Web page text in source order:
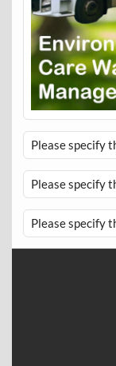
Please specify
Please specify
Please specify